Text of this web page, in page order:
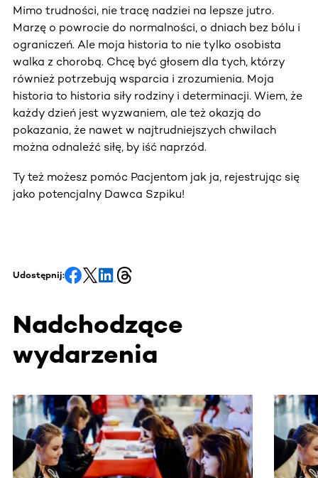
Mimo trudności, nie tracę nadziei na lepsze jutro.
Marzę o powrocie do normalności, o dniach bez bólu i
ograniczeń. Ale moja historia to nie tylko osobista
walka z chorobą. Chcę być głosem dla tych, którzy
również potrzebują wsparcia i zrozumienia. Moja
historia to historia siły rodziny i determinacji. Wiem, że
każdy dzień jest wyzwaniem, ale też okazją do
pokazania, że nawet w najtrudniejszych chwilach
można odnaleźć siłę, by iść naprzód.
Ty też możesz pomóc Pacjentom jak ja, rejestrując się
jako potencjalny Dawca Szpiku!
Udostępnij:
Nadchodzące
wydarzenia
Ta sekcja zawiera treści przewijane w poziomie. Użyj